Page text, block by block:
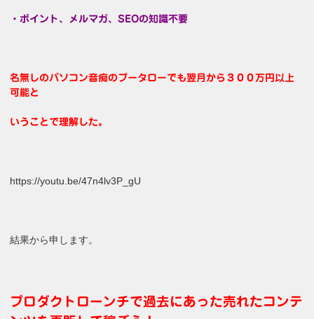
・ポイント、メルマガ、SEOの知識不要
名無しのパソコン音痴のプータローでも翌月から３００万円以上
可能と
いうことで理解した。
https://youtu.be/47n4lv3P_gU
結果から申します。
プロダクトローンチで過去にあった売れたコンテ